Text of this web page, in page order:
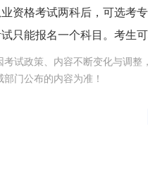
资格考试两科后，可选考
只能报名一个科目。考生
考试政策、内容不断变化与调整
门公布的内容为准！